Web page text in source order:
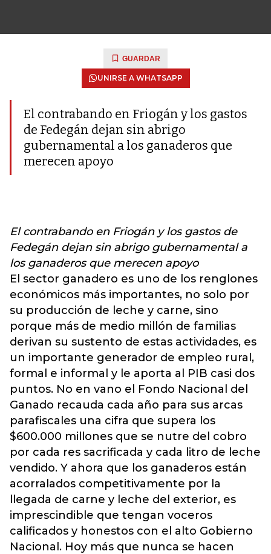
GUARDAR
UNIRSE A WHATSAPP
El contrabando en Friogán y los gastos
de Fedegán dejan sin abrigo
gubernamental a los ganaderos que
merecen apoyo
El contrabando en Friogán y los gastos de
Fedegán dejan sin abrigo gubernamental a
los ganaderos que merecen apoyo
El sector ganadero es uno de los renglones
económicos más importantes, no solo por
su producción de leche y carne, sino
porque más de medio millón de familias
derivan su sustento de estas actividades, es
un importante generador de empleo rural,
formal e informal y le aporta al PIB casi dos
puntos. No en vano el Fondo Nacional del
Ganado recauda cada año para sus arcas
parafiscales una cifra que supera los
$600.000 millones que se nutre del cobro
por cada res sacrificada y cada litro de leche
vendido. Y ahora que los ganaderos están
acorralados competitivamente por la
llegada de carne y leche del exterior, es
imprescindible que tengan voceros
calificados y honestos con el alto Gobierno
Nacional. Hoy más que nunca se hacen